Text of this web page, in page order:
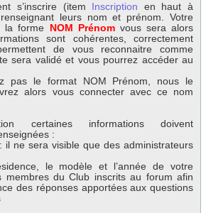
s’inscrire (item Inscription en haut à
leurs nom et prénom. Votre
la forme NOM Prénomvous sera alors
sont cohérentes, correctement
de vous reconnaitre comme
sera validé et vous pourrez accéder au
pas le format NOM Prénom, nous le
alors vous connecter avec ce nom
certaines informations doivent
:
il ne sera visible que des administrateurs
le modèle et l’année de votre
membres du Club inscrits au forum afin
des réponses apportées aux questions